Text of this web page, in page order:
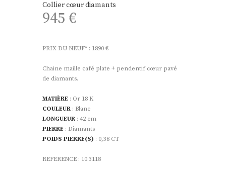
Collier cœur diamants
945 €
PRIX DU NEUF* : 1890 €
Chaine maille café plate + pendentif cœur pavé
de diamants.
MATIÈRE : Or 18 K
COULEUR : Blanc
LONGUEUR : 42 cm
PIERRE : Diamants
POIDS PIERRE(S) : 0,38 CT
REFERENCE : 10.3118